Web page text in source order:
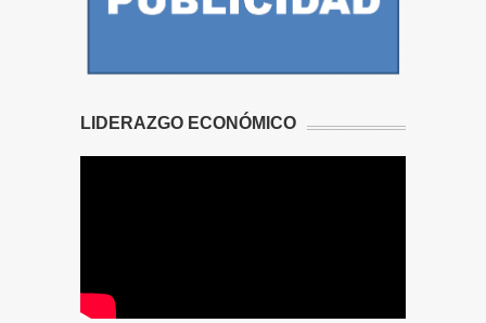
LIDERAZGO ECONÓMICO